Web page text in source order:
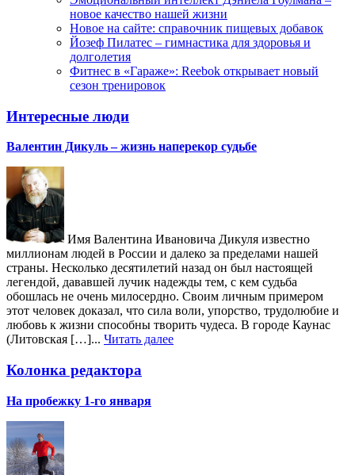
новое качество нашей жизни
Новое на сайте: справочник пищевых добавок
Йозеф Пилатес – гимнастика для здоровья и
долголетия
Фитнес в «Гараже»: Reebok открывает новый
сезон тренировок
Интересные люди
Валентин Дикуль – жизнь наперекор судьбе
Имя Валентина Ивановича Дикуля известно
миллионам людей в России и далеко за пределами нашей
страны. Несколько десятилетий назад он был настоящей
легендой, дававшей лучик надежды тем, с кем судьба
обошлась не очень милосердно. Своим личным примером
этот человек доказал, что сила воли, упорство, трудолюбие и
любовь к жизни способны творить чудеса. В городе Каунас
(Литовская […]... Читать далее
Колонка редактора
На пробежку 1-го января